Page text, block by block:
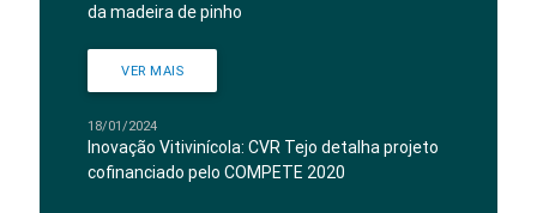
da madeira de pinho
VER MAIS
18/01/2024
Inovação Vitivinícola: CVR Tejo detalha projeto
cofinanciado pelo COMPETE 2020